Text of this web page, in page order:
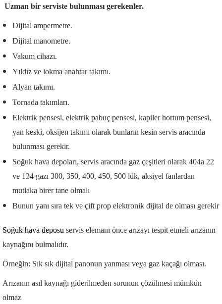
Uzman bir serviste bulunması gerekenler.
Dijital ampermetre.
Dijital manometre.
Vakum cihazı.
Yıldız ve lokma anahtar takımı.
Alyan takımı.
Tornada takımları.
Elektrik pensesi, elektrik pabuç pensesi, kapiler hortum pensesi,
yan keski, oksijen takımı olarak bunların kesin servis aracında
bulunması gerekir.
Soğuk hava depoları, servis aracında gaz çeşitleri olarak 404a 22
ve 134 gazı 300, 350, 400, 450, 500 lük, aksiyel fanlardan
mutlaka birer tane olmalı
Bunun yanı sıra tek ve çift prop elektronik dijital de olması gerekir
Soğuk hava deposu servis elemanı önce arızayı tespit etmeli arızanın
kaynağını bulmalıdır.
Örneğin: Sık sık dijital panonun yanması veya gaz kaçağı olması.
Arızanın asıl kaynağı giderilmeden sorunun çözülmesi mümkün
olmaz